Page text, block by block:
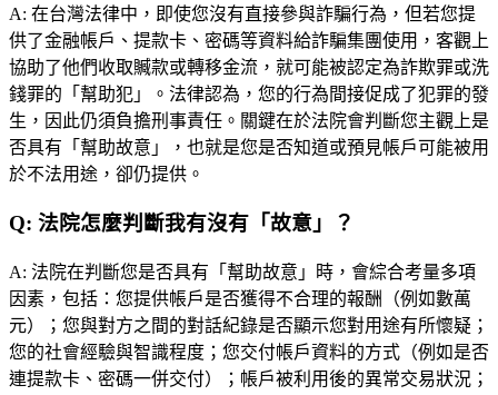
A: 在台灣法律中，即使您沒有直接參與詐騙行為，但若您提
供了金融帳戶、提款卡、密碼等資料給詐騙集團使用，客觀上
協助了他們收取贓款或轉移金流，就可能被認定為詐欺罪或洗
錢罪的「幫助犯」。法律認為，您的行為間接促成了犯罪的發
生，因此仍須負擔刑事責任。關鍵在於法院會判斷您主觀上是
否具有「幫助故意」，也就是您是否知道或預見帳戶可能被用
於不法用途，卻仍提供。
Q: 法院怎麼判斷我有沒有「故意」？
A: 法院在判斷您是否具有「幫助故意」時，會綜合考量多項
因素，包括：您提供帳戶是否獲得不合理的報酬（例如數萬
元）；您與對方之間的對話紀錄是否顯示您對用途有所懷疑；
您的社會經驗與智識程度；您交付帳戶資料的方式（例如是否
連提款卡、密碼一併交付）；帳戶被利用後的異常交易狀況；